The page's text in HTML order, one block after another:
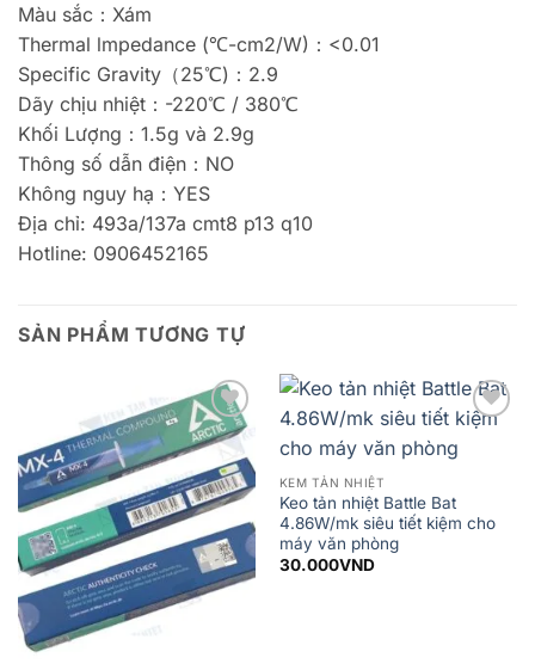
Màu sắc：Xám
Thermal lmpedance (℃-cm2/W)：<0.01
Specific Gravity（25℃)：2.9
Dãy chịu nhiệt：-220℃ / 380℃
Khối Lượng：1.5g và 2.9g
Thông số dẫn điện：NO
Không nguy hạ：YES
Địa chỉ: 493a/137a cmt8 p13 q10
Hotline: 0906452165
SẢN PHẨM TƯƠNG TỰ
Add to
wishlist
Add to
wishlist
KEM TẢN NHIỆT
Keo tản nhiệt Battle Bat
4.86W/mk siêu tiết kiệm cho
máy văn phòng
30.000VND